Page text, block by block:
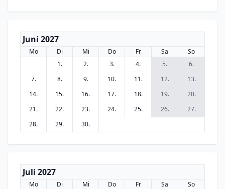
Juni 2027
Mo Di Mi Do Fr Sa
So
1.
2. 3. 4. 5.
6.
7.
8. 9. 10. 11. 12.
13.
14.
15. 16. 17. 18. 19.
20.
21.
22. 23. 24. 25. 26.
27.
28.
29. 30.
Juli 2027
Mo Di Mi Do Fr Sa
So